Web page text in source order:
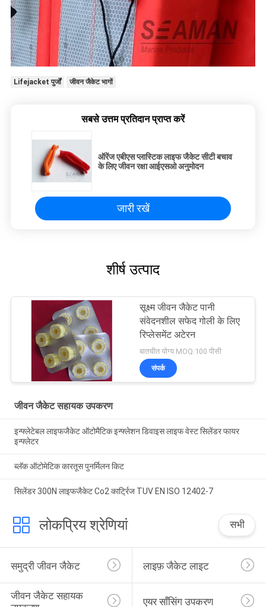
Lifejacket पुर्जों जीवन जैकेट भागों
सबसे उत्तम प्रतिदान प्राप्त करें
ऑरेंज एबीएस प्लास्टिक लाइफ जैकेट सीटी बचाव
के लिए जीवन रक्षा आईएसओ अनुमोदन
जारी रखें
शीर्ष उत्पाद
सूक्ष्म जीवन जैकेट पानी
संवेदनशील सफेद गोली के लिए
रिप्लेसमेंट अटेरन
बातचीत योग्य MOQ:100 पीसी
संपर्क
जीवन जैकेट सहायक उपकरण
इन्फ्लेटेबल लाइफजैकेट ऑटोमैटिक इन्फ्लेशन डिवाइस लाइफ वेस्ट सिलेंडर फायर
इन्फ्लेटर
ब्लॅक ऑटोमेटिक कारतूस पुनर्मिलन किट
सिलेंडर 300N लाइफजैकेट Co2 कार्ट्रिज TUV EN ISO 12402-7
लोकप्रिय श्रेणियां सभी
समुद्री जीवन जैकेट लाइफ़ जैकेट लाइट
जीवन जैकेट सहायक
एयर साँसिंग उपकरण